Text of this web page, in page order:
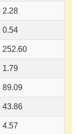
2.28
0.54
252.60
1.79
89.09
43.86
4.57